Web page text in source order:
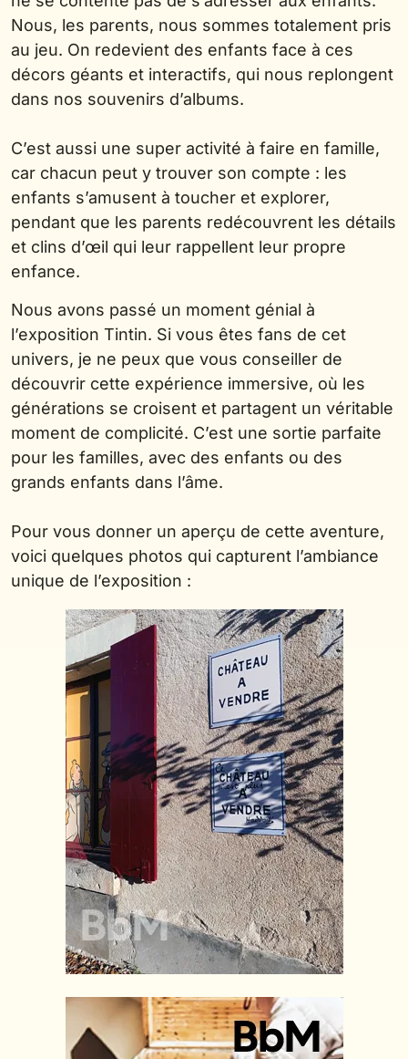
Nous, les parents, nous sommes totalement pris
au jeu. On redevient des enfants face à ces
décors géants et interactifs, qui nous replongent
dans nos souvenirs d’albums.
C’est aussi une super activité à faire en famille,
car chacun peut y trouver son compte : les
enfants s’amusent à toucher et explorer,
pendant que les parents redécouvrent les détails
et clins d’œil qui leur rappellent leur propre
enfance.
Nous avons passé un moment génial à
l’exposition Tintin. Si vous êtes fans de cet
univers, je ne peux que vous conseiller de
découvrir cette expérience immersive, où les
générations se croisent et partagent un véritable
moment de complicité. C’est une sortie parfaite
pour les familles, avec des enfants ou des
grands enfants dans l’âme.
Pour vous donner un aperçu de cette aventure,
voici quelques photos qui capturent l’ambiance
unique de l’exposition :